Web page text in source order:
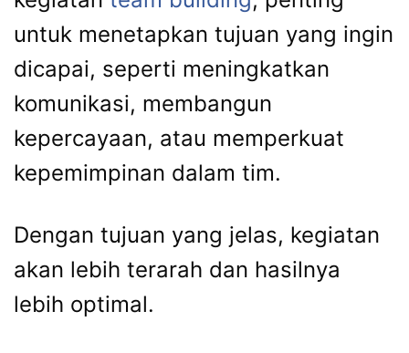
untuk menetapkan tujuan yang ingin
dicapai, seperti meningkatkan
komunikasi, membangun
kepercayaan, atau memperkuat
kepemimpinan dalam tim.
Dengan tujuan yang jelas, kegiatan
akan lebih terarah dan hasilnya
lebih optimal.